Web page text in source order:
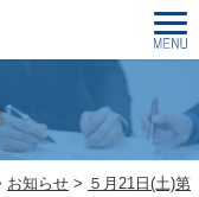
お知らせ > ５月21日(土)第